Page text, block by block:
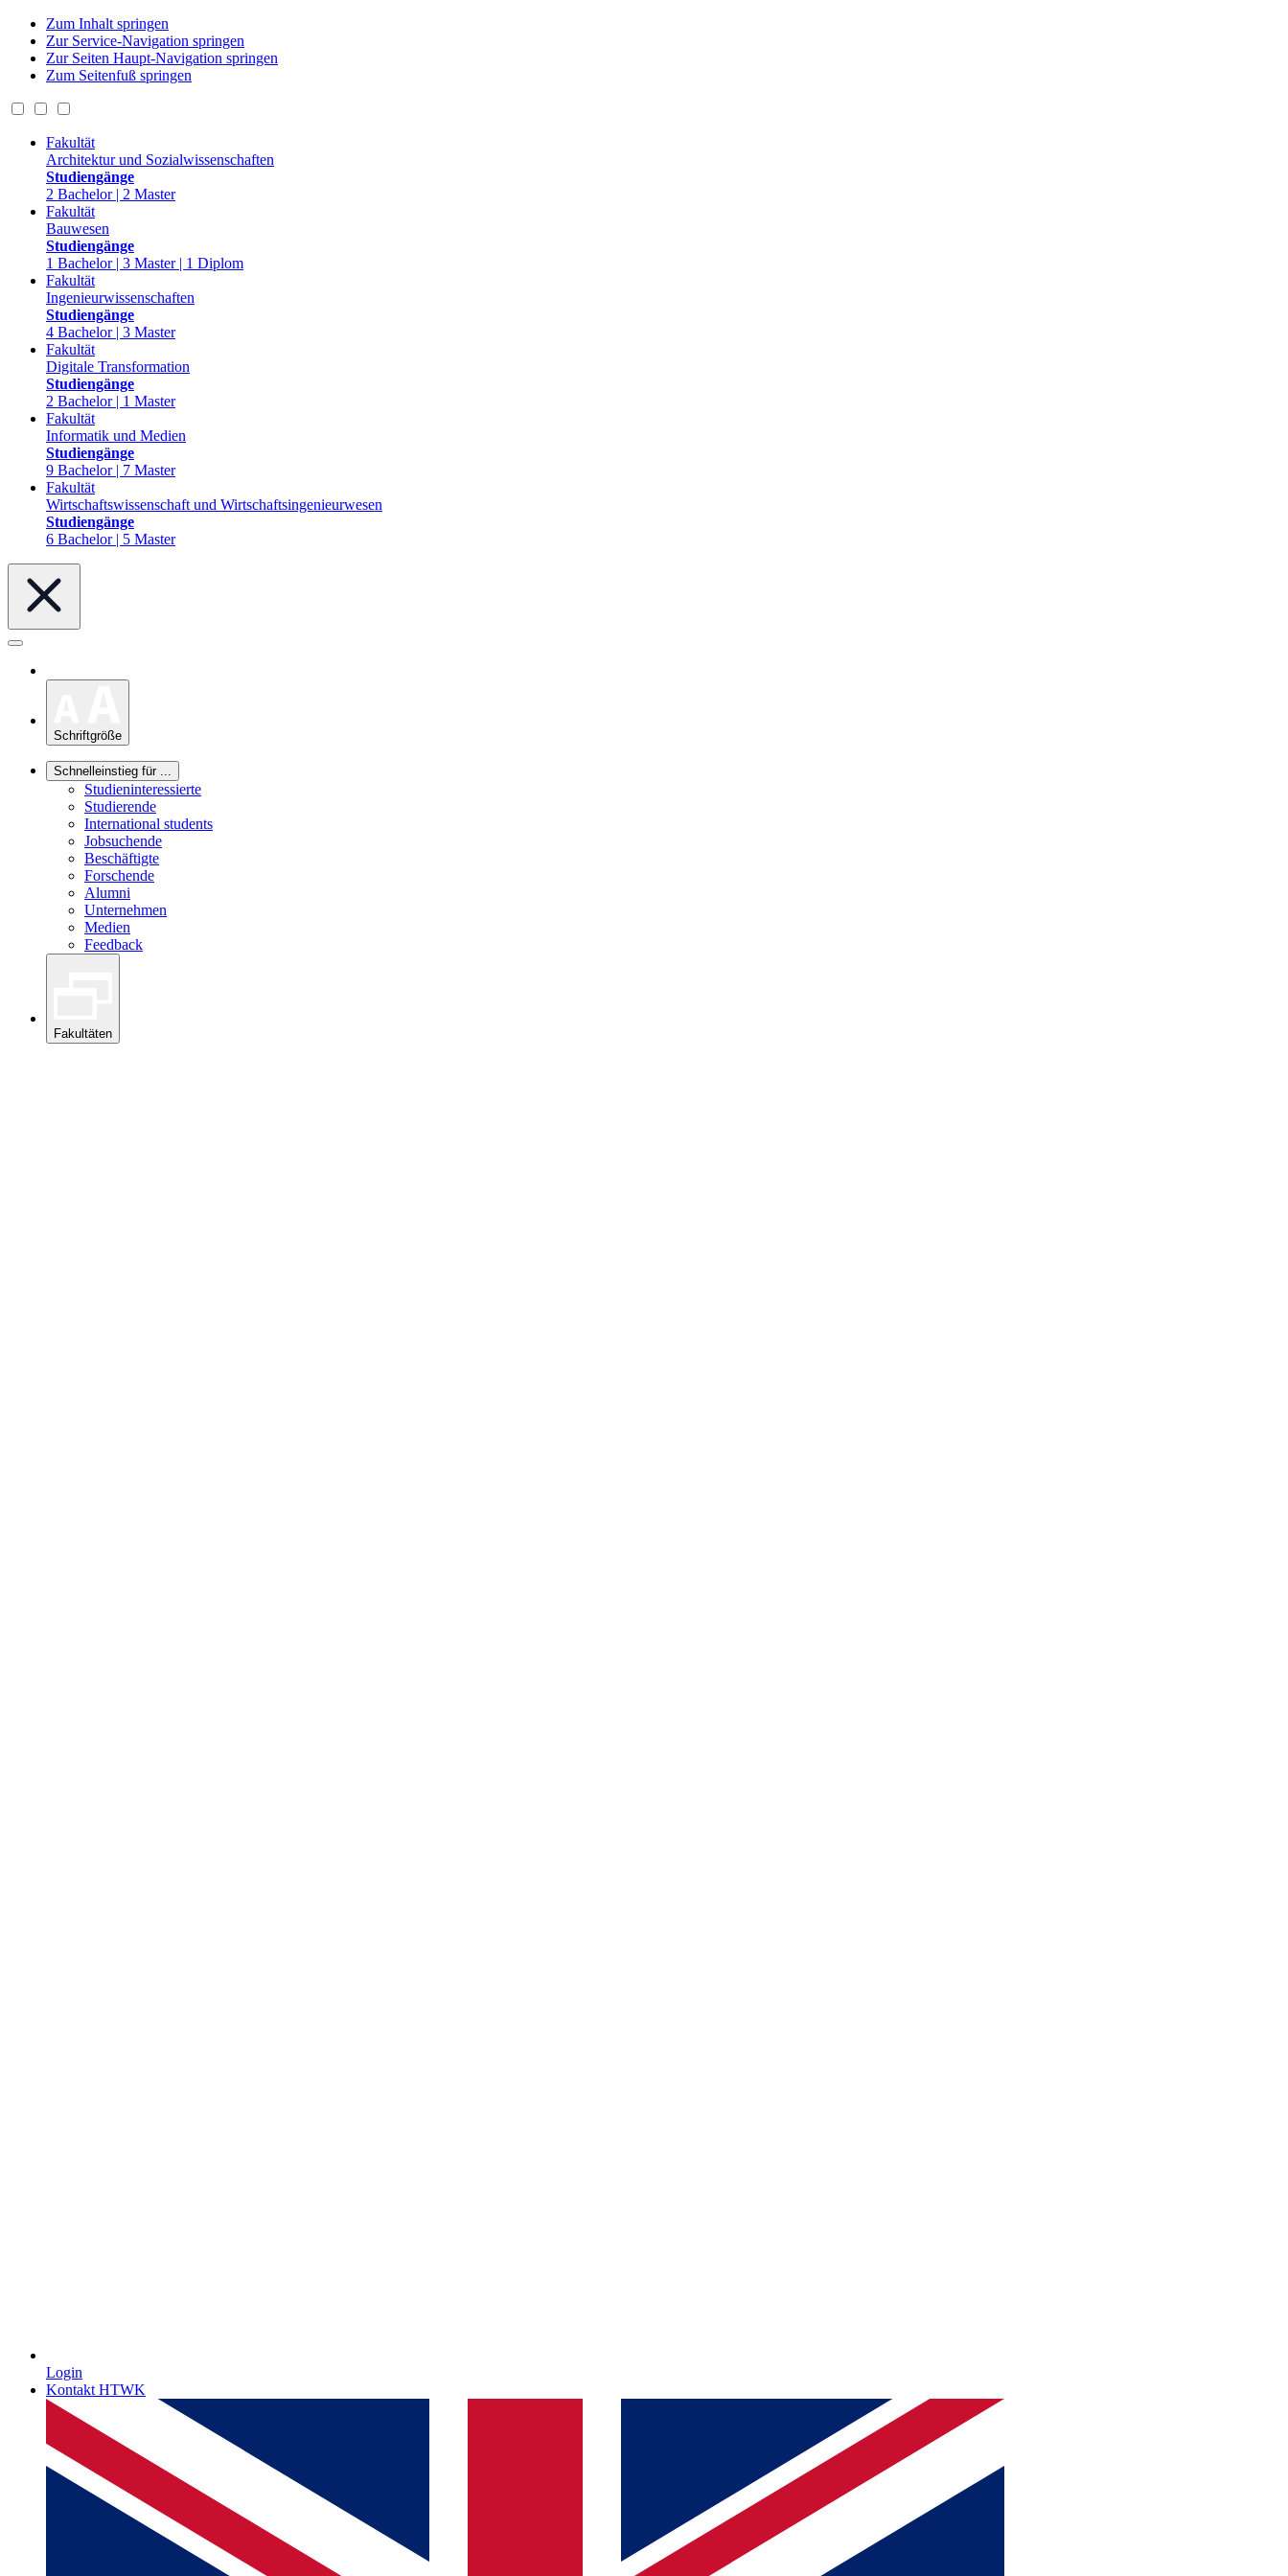
Zum Inhalt springen
Zur Service-Navigation springen
Zur Seiten Haupt-Navigation springen
Zum Seitenfuß springen
Fakultät
Architektur und Sozialwissenschaften
Studiengänge
2 Bachelor | 2 Master
Fakultät
Bauwesen
Studiengänge
1 Bachelor | 3 Master | 1 Diplom
Fakultät
Ingenieurwissenschaften
Studiengänge
4 Bachelor | 3 Master
Fakultät
Digitale Transformation
Studiengänge
2 Bachelor | 1 Master
Fakultät
Informatik und Medien
Studiengänge
9 Bachelor | 7 Master
Fakultät
Wirtschaftswissenschaft und Wirtschaftsingenieurwesen
Studiengänge
6 Bachelor | 5 Master
Schriftgröße
Schnelleinstieg für ...
Studieninteressierte
Studierende
International students
Jobsuchende
Beschäftigte
Forschende
Alumni
Unternehmen
Medien
Feedback
Fakultäten
Login
Kontakt HTWK